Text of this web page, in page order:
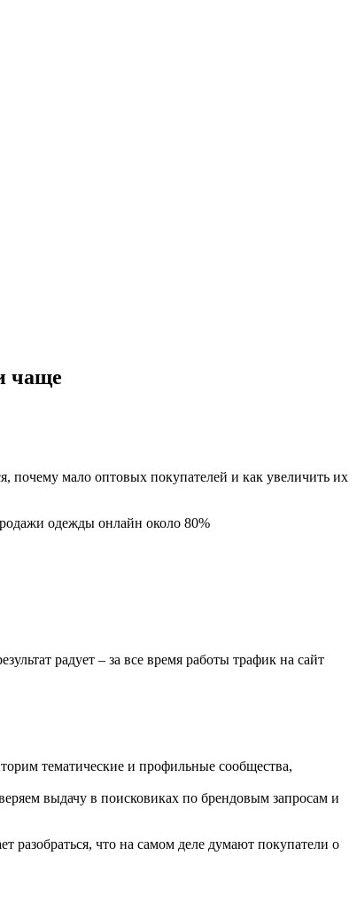
чаще
почему мало оптовых покупателей и как увеличить их
одежды онлайн около 80%
радует – за все время работы трафик на сайт
тематические и профильные сообщества,
выдачу в поисковиках по брендовым запросам и
разобраться, что на самом деле думают покупатели о